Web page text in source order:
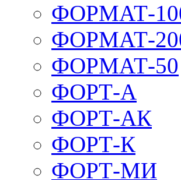
ФОРМАТ-
ФОРМАТ-
ФОРМАТ-50
ФОРТ-А
ФОРТ-АК
ФОРТ-К
ФОРТ-МИ